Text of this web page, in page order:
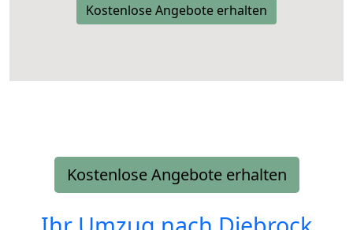
Kostenlose Angebote erhalten
Kostenlose Angebote erhalten